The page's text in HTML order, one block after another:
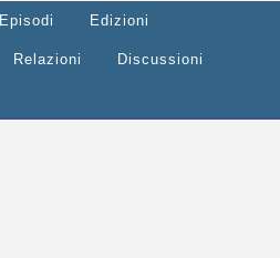
Episodi Edizioni
Relazioni Discussioni